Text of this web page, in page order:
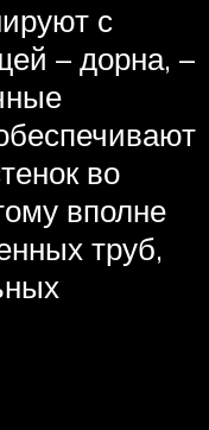
с
– дорна, –
во
вполне
труб,